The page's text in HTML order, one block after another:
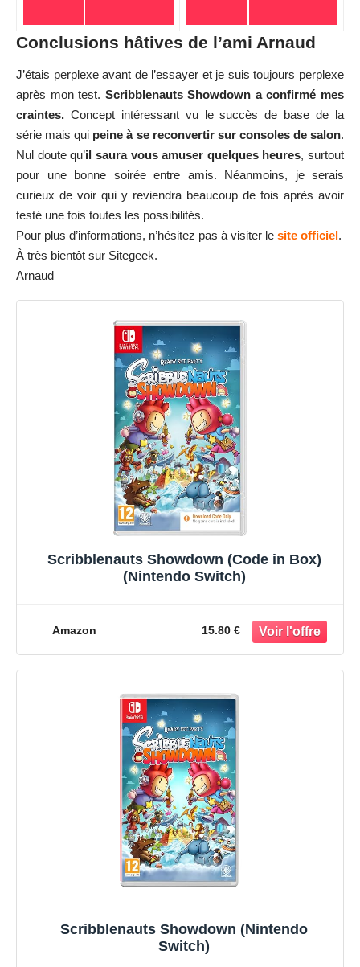
Conclusions hâtives de l’ami Arnaud
J’étais perplexe avant de l’essayer et je suis toujours perplexe
après mon test. Scribblenauts Showdown a confirmé mes
craintes. Concept intéressant vu le succès de base de la
série mais qui peine à se reconvertir sur consoles de salon.
Nul doute qu’il saura vous amuser quelques heures, surtout
pour une bonne soirée entre amis. Néanmoins, je serais
curieux de voir qui y reviendra beaucoup de fois après avoir
testé une fois toutes les possibilités.
Pour plus d’informations, n’hésitez pas à visiter le site officiel.
À très bientôt sur Sitegeek.
Arnaud
Scribblenauts Showdown (Code in Box)
(Nintendo Switch)
Amazon 15.80 €
Scribblenauts Showdown (Nintendo
Switch)